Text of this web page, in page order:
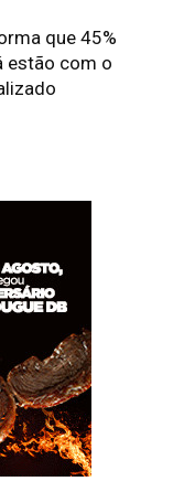
que 45%
estão com o